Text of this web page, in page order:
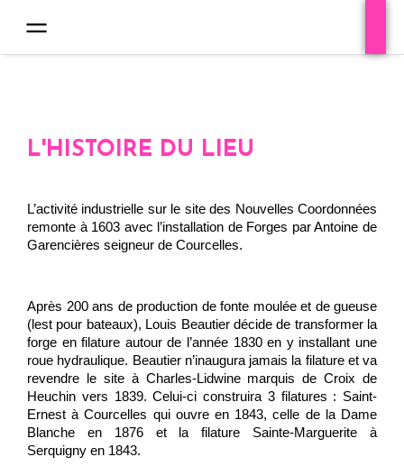
L'HISTOIRE DU LIEU
L’activité industrielle sur le site des Nouvelles Coordonnées
remonte à 1603 avec l’installation de Forges par Antoine de
Garencières seigneur de Courcelles.
Après 200 ans de production de fonte moulée et de gueuse
(lest pour bateaux), Louis Beautier décide de transformer la
forge en filature autour de l’année 1830 en y installant une
roue hydraulique. Beautier n’inaugura jamais la filature et va
revendre le site à Charles-Lidwine marquis de Croix de
Heuchin vers 1839. Celui-ci construira 3 filatures : Saint-
Ernest à Courcelles qui ouvre en 1843, celle de la Dame
Blanche en 1876 et la filature Sainte-Marguerite à
Serquigny en 1843.